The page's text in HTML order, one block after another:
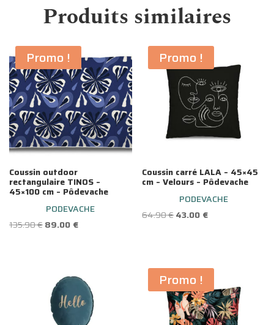
Produits similaires
Promo !
Coussin outdoor
rectangulaire TINOS –
45×100 cm – Pôdevache
PODEVACHE
135.90€Le
135.90 €.
89.00 €Le
89.00 €.
Promo !
Coussin carré LALA – 45×45
cm – Velours – Pôdevache
PODEVACHE
64.90€Le
64.90 €.
43.00 €Le
Promo !